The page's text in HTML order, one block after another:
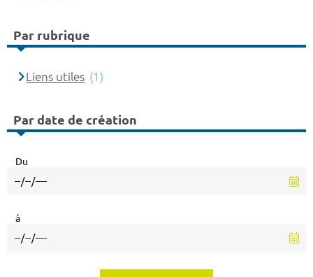
Par rubrique
Liens utiles (1)
Par date de création
Du
à